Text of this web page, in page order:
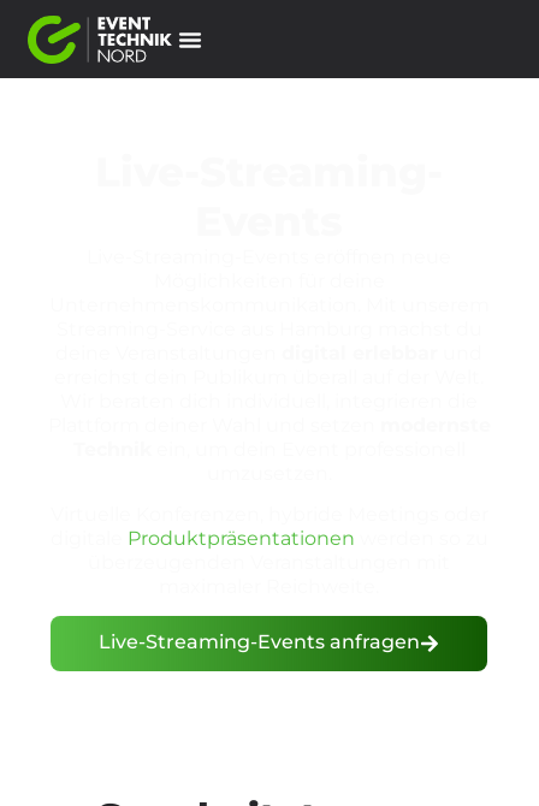
Produktpräsentationen
Live-Streaming-Events anfragen